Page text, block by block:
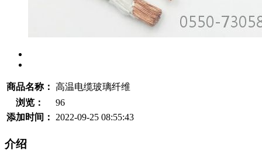
商品名称： 高温电缆玻璃纤维
浏览：
96
添加时间：
2022-09-25 08:55:43
介绍